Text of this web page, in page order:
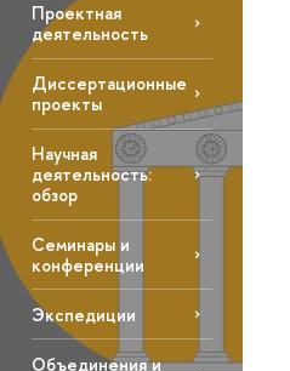
Проектная
деятельность
Диссертационные
проекты
Научная
деятельность:
обзор
Семинары и
конференции
Экспедиции
Объединения и